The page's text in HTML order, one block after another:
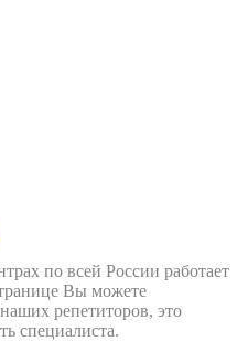
по всей России работает
Вы можете
репетиторов, это
специалиста.